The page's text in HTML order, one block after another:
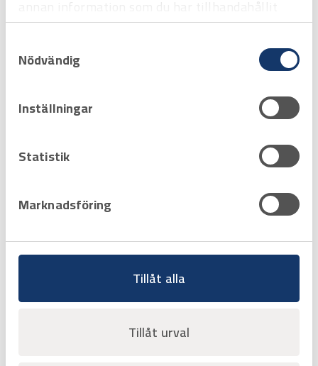
eller som de har samlat in när du har använt
Nödvändig
Inställningar
Statistik
Marknadsföring
Tillåt alla
Tillåt urval
1310911
För tapp M5-M12
Offertpris